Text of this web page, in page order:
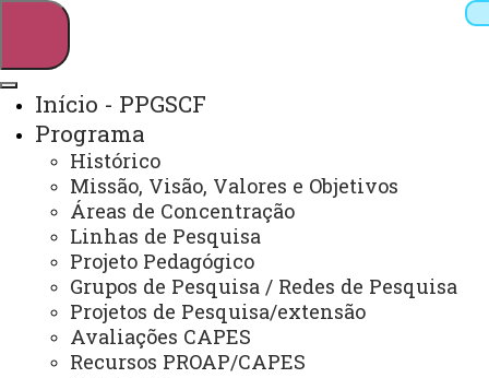
Webmail Sistemas
Arquivo Virtual
Campus
Início - PPGSCF
Programa
Histórico
Missão, Visão, Valores e Objetivos
Áreas de Concentração
Linhas de Pesquisa
Projeto Pedagógico
Grupos de Pesquisa / Redes de Pesquisa
Projetos de Pesquisa/extensão
Avaliações CAPES
Recursos PROAP/CAPES